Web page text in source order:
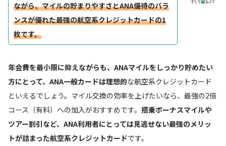
ながら、マイルの貯まりやすさとANA優待のバラ
ンスが優れた最強の航空系クレジットカードの1
枚です。
年会費を最小限に抑えながらも、ANAマイルをしっかり貯めたい
方にとって、ANA一般カードは理想的な航空系クレジットカード
といえるでしょう。マイル交換の効率を上げたいなら、最強の2倍
コース（有料）への加入がおすすめです。 搭乗ボーナスマイルや
ツアー割引など、ANA利用者にとっては見逃せない最強のメリッ
トが詰まった航空系クレジットカードです。